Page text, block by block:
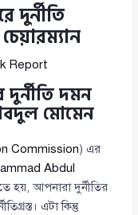
দুর্নীতি
Report
দুর্নীতি দমন
মোমেন
Commission) এর
Abdul
হয়, আপনারা দুর্নীতির
এটা কিন্তু